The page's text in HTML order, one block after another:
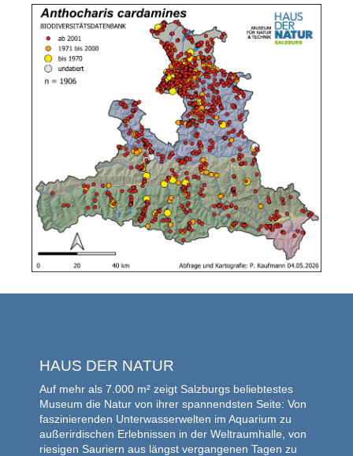
HAUS DER NATUR
Auf mehr als 7.000 m² zeigt Salzburgs beliebtestes
Museum die Natur von ihrer spannendsten Seite: Von
faszinierenden Unterwasserwelten im Aquarium zu
außerirdischen Erlebnissen in der Weltraumhalle, von
riesigen Sauriern aus längst vergangenen Tagen zu